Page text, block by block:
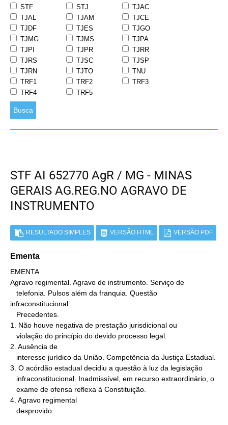
STF STJ
TJAC
TJAL
TJAM
TJCE
TJDF
TJES
TJGO
TJMG
TJMS
TJPA
TJPI
TJPR
TJRR
TJRS
TJSC
TJSP
TJRN
TJTO
TNU
TRF1
TRF2
TRF3
TRF4
TRF5
Busca
STF AI 652770 AgR / MG - MINAS
GERAIS AG.REG.NO AGRAVO DE
INSTRUMENTO
RESULTADO SIMPLES VERSÃO HTML VERSÃO PDF
Ementa
EMENTA
Agravo regimental. Agravo de instrumento. Serviço de
infraconstitucional.
1. Não houve negativa de prestação jurisdicional ou
2. Ausência de
3. O acórdão estadual decidiu a questão à luz da legislação
4. Agravo regimental
   desprovido.